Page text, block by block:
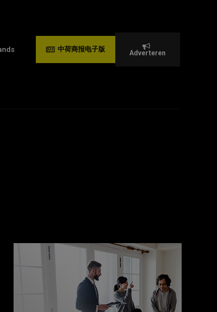
中荷商报电子版 Adverteren